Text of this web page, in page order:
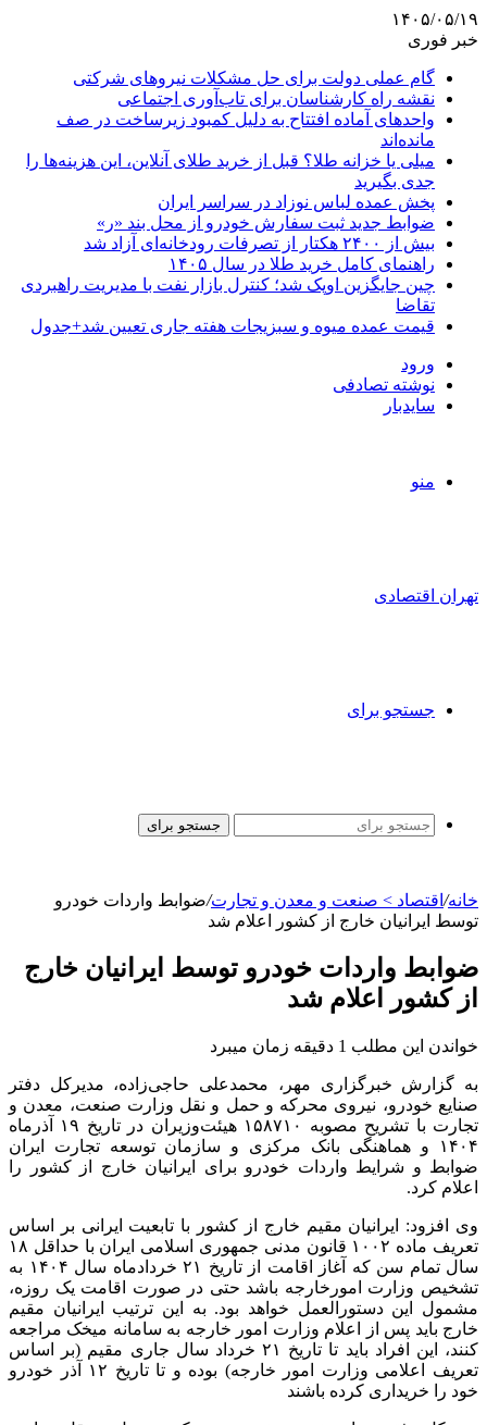
۱۴۰۵/۰۵/۱۹
خبر فوری
گام عملی دولت برای حل مشکلات نیروهای شرکتی
نقشه راه کارشناسان برای تاب‌آوری اجتماعی
واحدهای آماده افتتاح به دلیل کمبود زیرساخت در صف
مانده‌اند
میلی یا خزانه طلا؟ قبل از خرید طلای آنلاین، این هزینه‌ها را
جدی بگیرید
پخش عمده لباس نوزاد در سراسر ایران
ضوابط جدید ثبت سفارش خودرو از محل بند «ر»
بیش از ۲۴۰۰ هکتار از تصرفات رودخانه‌ای آزاد شد
راهنمای کامل خرید طلا در سال ۱۴۰۵
چین جایگزین اوپک شد؛ کنترل بازار نفت با مدیریت راهبردی
تقاضا
قیمت عمده میوه و سبزیجات هفته جاری تعیین شد+جدول
ورود
نوشته تصادفی
سایدبار
منو
تهران اقتصادی
جستجو برای
جستجو برای
خانه/ اقتصاد > صنعت و معدن و تجارت/ضوابط واردات خودرو
توسط ایرانیان خارج از کشور اعلام شد
ضوابط واردات خودرو توسط ایرانیان خارج
از کشور اعلام شد
خواندن این مطلب 1 دقیقه زمان میبرد
به گزارش خبرگزاری مهر، محمدعلی حاجی‌زاده، مدیرکل دفتر
صنایع خودرو، نیروی محرکه و حمل و نقل وزارت صنعت، معدن و
تجارت با تشریح مصوبه ۱۵۸۷۱۰ هیئت‌وزیران در تاریخ ۱۹ آذرماه
۱۴۰۴ و هماهنگی بانک مرکزی و سازمان توسعه تجارت ایران
ضوابط و شرایط واردات خودرو برای ایرانیان خارج از کشور را
اعلام کرد.
وی افزود: ایرانیان مقیم خارج از کشور با تابعیت ایرانی بر اساس
تعریف ماده ۱۰۰۲ قانون مدنی جمهوری اسلامی ایران با حداقل ۱۸
سال تمام سن که آغاز اقامت از تاریخ ۲۱ خردادماه سال ۱۴۰۴ به
تشخیص وزارت امورخارجه باشد حتی در صورت اقامت یک روزه،
مشمول این دستورالعمل خواهد بود. به این ترتیب ایرانیان مقیم
خارج باید پس از اعلام وزارت امور خارجه به سامانه میخک مراجعه
کنند، این افراد باید تا تاریخ ۲۱ خرداد سال جاری مقیم (بر اساس
تعریف اعلامی وزارت امور خارجه) بوده و تا تاریخ ۱۲ آذر خودرو
خود را خریداری کرده باشند